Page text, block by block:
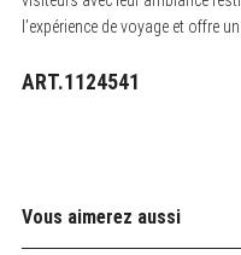
l’expérience de voyage et offre
ART.1124541
Vous aimerez aussi